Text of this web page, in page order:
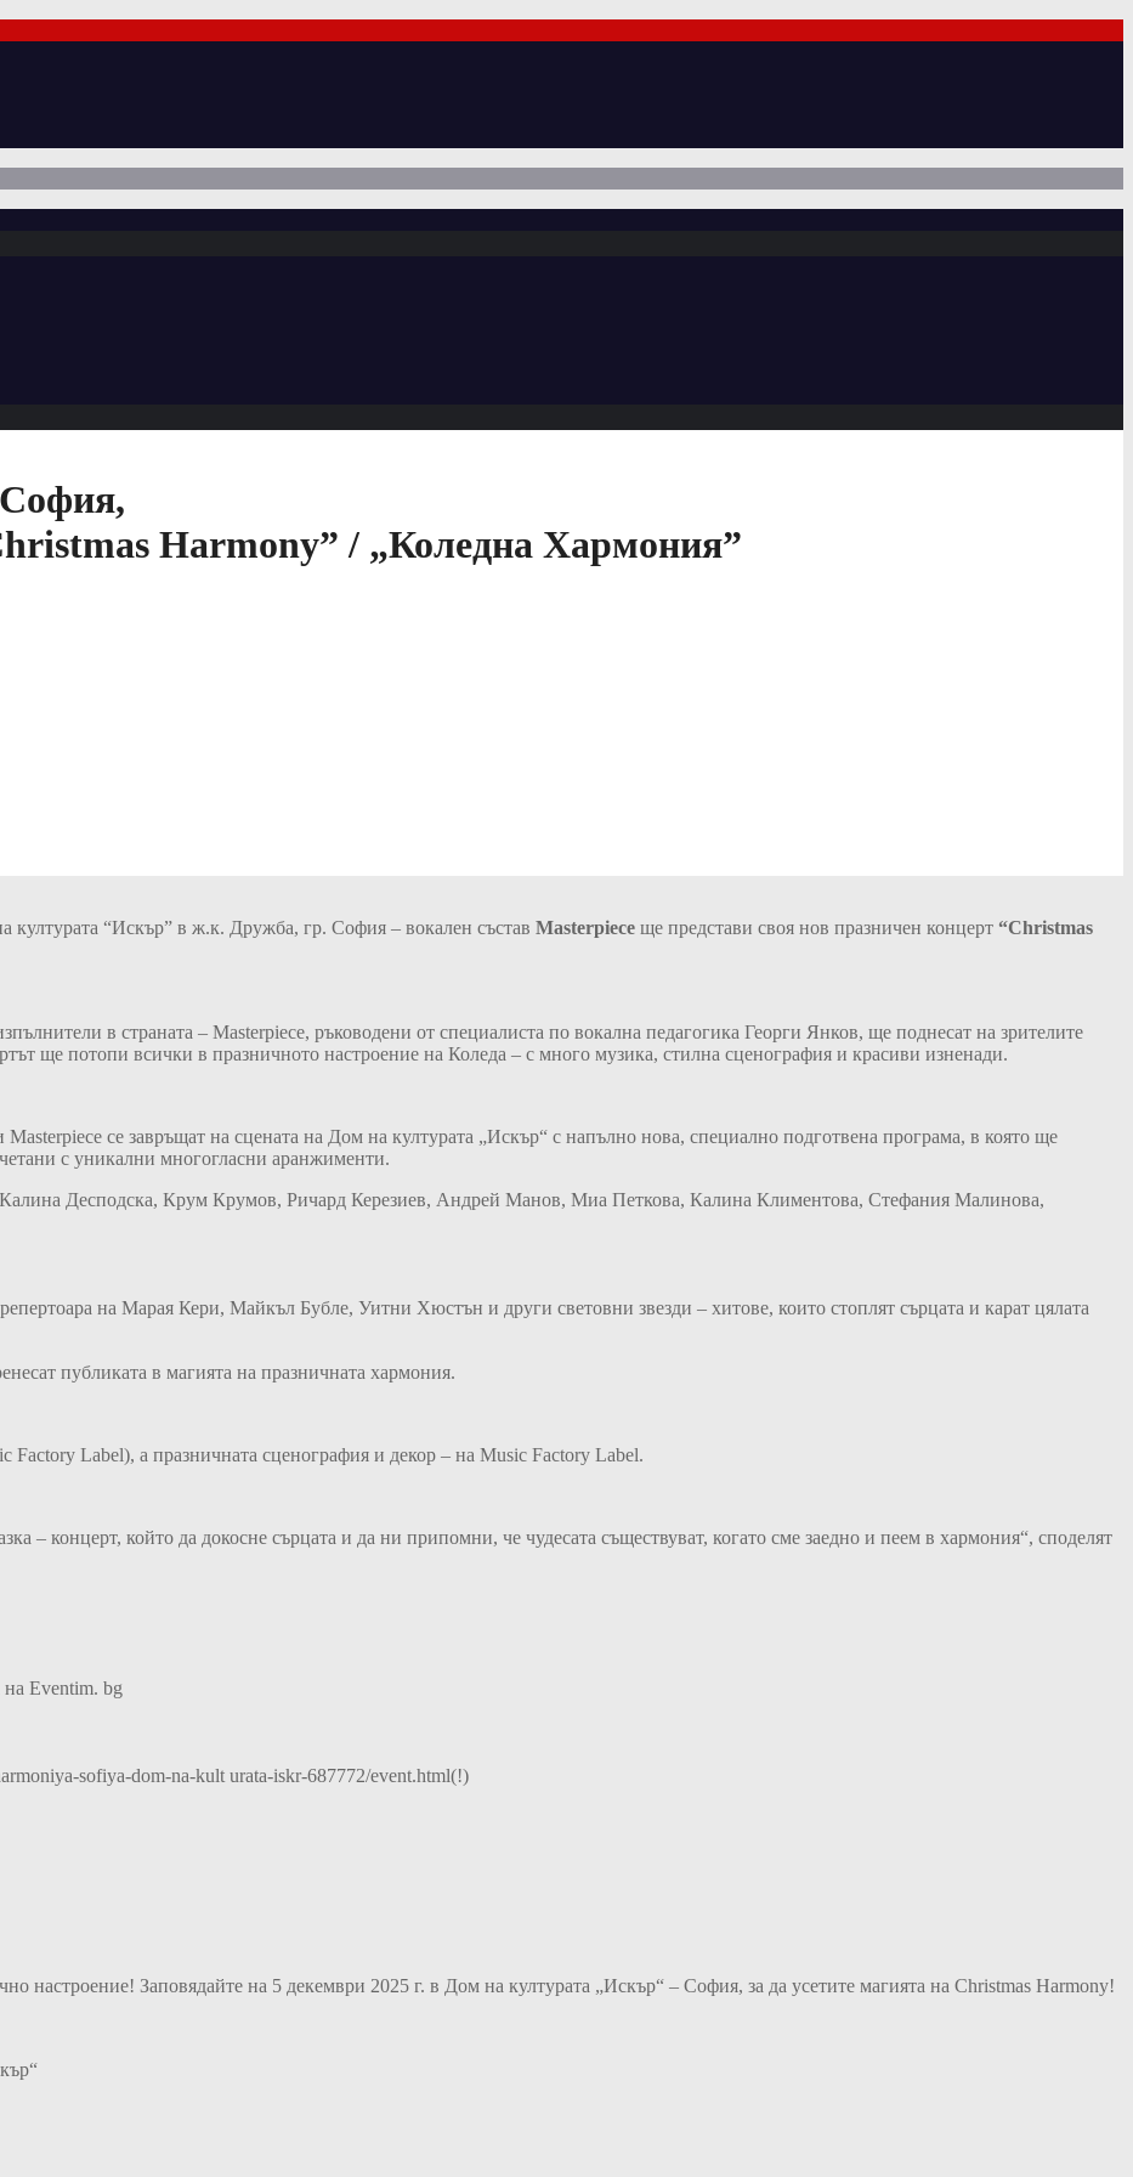
Harmony” / „Коледна Хармония”
културата “Искър” в ж.к. Дружба, гр. София – вокален състав Masterpiece ще представи своя нов празничен концерт “Christmas
в страната – Masterpiece, ръководени от специалиста по вокална педагогика Георги Янков, ще поднесат на зрителите
ще потопи всички в празничното настроение на Коледа – с много музика, стилна сценография и красиви изненади.
се завръщат на сцената на Дом на културата „Искър“ с напълно нова, специално подготвена програма, в която ще
с уникални многогласни аранжименти.
Десподска, Крум Крумов, Ричард Керезиев, Андрей Манов, Миа Петкова, Калина Климентова, Стефания Малинова,
на Марая Кери, Майкъл Бубле, Уитни Хюстън и други световни звезди – хитове, които стоплят сърцата и карат цялата
публиката в магията на празничната хармония.
Factory Label), а празничната сценография и декор – на Music Factory Label.
– концерт, който да докосне сърцата и да ни припомни, че чудесата съществуват, когато сме заедно и пеем в хармония“, споделят
Eventim. bg
sofiya-dom-na-kult urata-iskr-687772/event.html(!)
настроение! Заповядайте на 5 декември 2025 г. в Дом на културата „Искър“ – София, за да усетите магията на Christmas Harmony!